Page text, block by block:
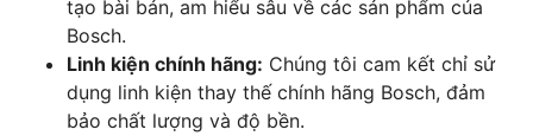
tạo bài bản, am hiểu sâu về các sản phẩm của
Bosch.
Linh kiện chính hãng: Chúng tôi cam kết chỉ sử
dụng linh kiện thay thế chính hãng Bosch, đảm
bảo chất lượng và độ bền.